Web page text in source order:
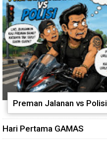
Preman Jalanan vs Polisi
Hari Pertama GAMAS